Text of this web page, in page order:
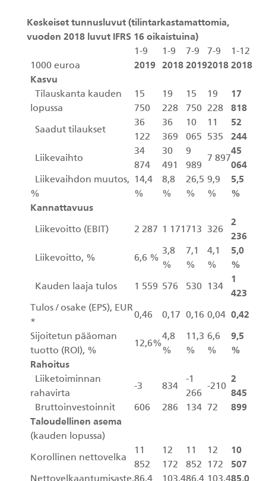
Keskeiset tunnusluvut (tilintarkastamattomia,
vuoden 2018 luvut IFRS 16 oikaistuina)
1-9
1-9 7-9 7-9
1-12
1000 euroa
2019 2018 20192018 2018
Kasvu
Tilauskanta kauden
lopussa
15
750
19
228
15
750
19
228
17
818
Saadut tilaukset
36
122
36
369
10
065
11
535
52
244
Liikevaihto
34
874
30
491
9
989
7 897
45
064
Liikevaihdon muutos,
%
14,4
%
8,8
%
26,5
%
9,9
%
5,5
%
Kannattavuus
Liikevoitto (EBIT) 2 287 1 171 713 326
2
236
Liikevoitto, % 6,6 %
3,8
%
7,1
%
4,1
%
5,0
%
Kauden laaja tulos 1 559 576 530 134
1
423
Tulos / osake (EPS), EUR
*
0,46 0,17 0,16 0,04 0,42
Sijoitetun pääoman
tuotto (ROI), %
12,6%
4,8
%
11,3
%
6,6
%
9,5
%
Rahoitus
Liiketoiminnan
rahavirta
-3 834
-1
266
-210
2
845
Bruttoinvestoinnit
606 286 134 72
899
Taloudellinen asema
(kauden lopussa)
Korollinen nettovelka
11
852
12
172
11
852
12
172
10
507